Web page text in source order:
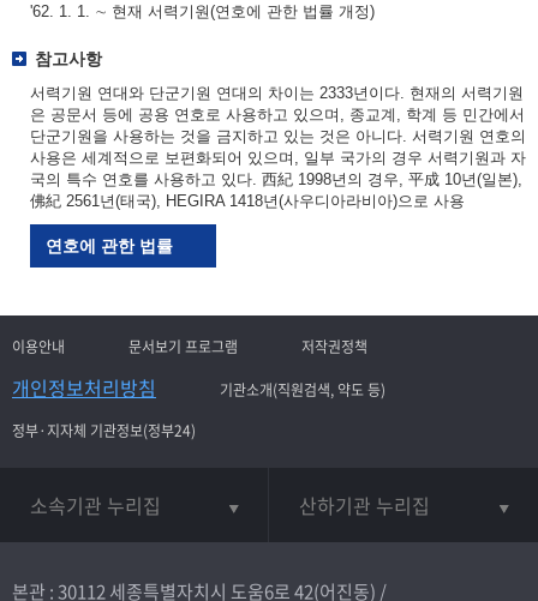
'62. 1. 1. ∼ 현재 서력기원(연호에 관한 법률 개정)
참고사항
서력기원 연대와 단군기원 연대의 차이는 2333년이다. 현재의 서력기원
은 공문서 등에 공용 연호로 사용하고 있으며, 종교계, 학계 등 민간에서
단군기원을 사용하는 것을 금지하고 있는 것은 아니다. 서력기원 연호의
사용은 세계적으로 보편화되어 있으며, 일부 국가의 경우 서력기원과 자
국의 특수 연호를 사용하고 있다. 西紀 1998년의 경우, 平成 10년(일본),
佛紀 2561년(태국), HEGIRA 1418년(사우디아라비아)으로 사용
연호에 관한 법률
이용안내 문서보기 프로그램 저작권정책
개인정보처리방침
기관소개(직원검색, 약도 등)
정부·지자체 기관정보(정부24)
소속기관 누리집 산하기관 누리집
본관 : 30112 세종특별자치시 도움6로 42(어진동) /